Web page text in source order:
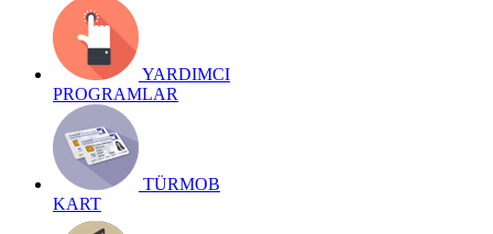
YARDIMCI
PROGRAMLAR
TÜRMOB
KART